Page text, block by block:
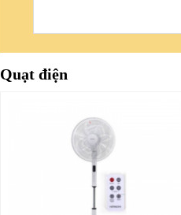
Quạt điện